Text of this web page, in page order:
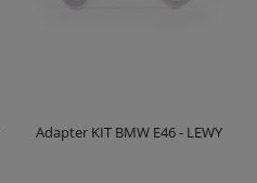
Adapter KIT BMW E46 - LEWY